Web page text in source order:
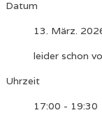
Datum
13. März.
leider schon
Uhrzeit
17:00 - 19:30